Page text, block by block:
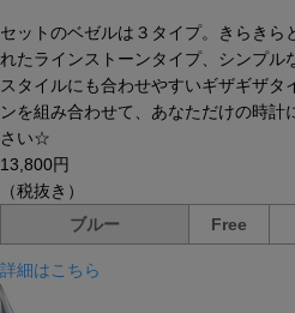
セットのベゼルは３タイプ。きらきら
れたラインストーンタイプ、シンプル
スタイルにも合わせやすいギザギザタ
ンを組み合わせて、あなただけの時
さい☆
13,800円
（税抜き）
ブルー
Free
詳細はこちら